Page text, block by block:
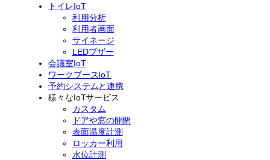
トイレIoT
利用分析
利用者画面
サイネージ
LEDブザー
会議室IoT
ワークブースIoT
予約システムと連携
様々なIoTサービス
カスタム
ドアや窓の開閉
表面温度計測
ロッカー利用
水位計測